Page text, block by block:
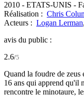
2010 - ETATS-UNIS -
Réalisation : Chris
Acteurs : Logan Lerman,
avis du public :
2.6/5
Quand la foudre de zeus
16 ans qui apprend qu'il
rencontre le minotaure,